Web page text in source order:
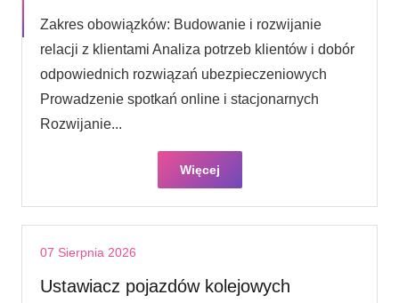
Zakres obowiązków: Budowanie i rozwijanie
relacji z klientami Analiza potrzeb klientów i dobór
odpowiednich rozwiązań ubezpieczeniowych
Prowadzenie spotkań online i stacjonarnych
Rozwijanie...
Więcej
07 Sierpnia 2026
Ustawiacz pojazdów kolejowych